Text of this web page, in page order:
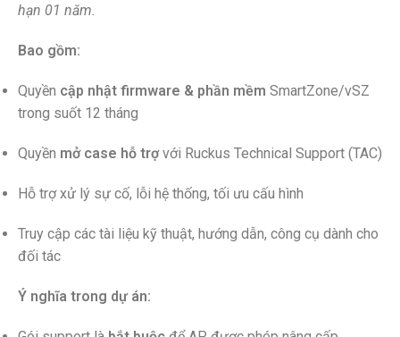
hạn 01 năm.
Bao gồm:
Quyền cập nhật firmware & phần mềm SmartZone/vSZ
trong suốt 12 tháng
Quyền mở case hỗ trợvới Ruckus Technical Support (TAC)
Hỗ trợ xử lý sự cố, lỗi hệ thống, tối ưu cấu hình
Truy cập các tài liệu kỹ thuật, hướng dẫn, công cụ dành cho
đối tác
Ý nghĩa trong dự án: